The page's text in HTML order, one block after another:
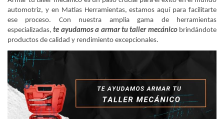
automotriz, y en Matias Herramientas, estamos aquí para facilitarte
ese proceso. Con nuestra amplia gama de herramientas
especializadas,te ayudamos a armar tu taller mecánico brindándote
productos de calidad y rendimiento excepcionales.